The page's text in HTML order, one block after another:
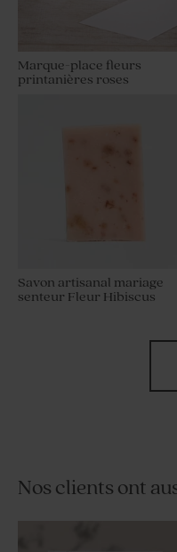
Marque-place fleurs
printanières roses
Savon artisanal mariage
senteur Fleur Hibiscus
Bougie en verre mariage et
Nos clients ont